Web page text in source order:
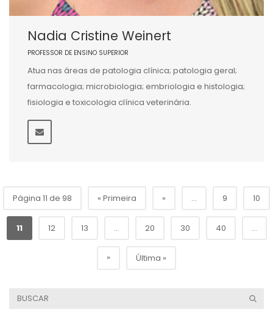
Nadia Cristine Weinert
PROFESSOR DE ENSINO SUPERIOR
Atua nas áreas de patologia clínica; patologia geral;
farmacologia; microbiologia; embriologia e histologia;
fisiologia e toxicologia clínica veterinária.
Página 11 de 98 « Primeira « ... 9 10
11 12 13 ... 20 30 40 ...
» Última »